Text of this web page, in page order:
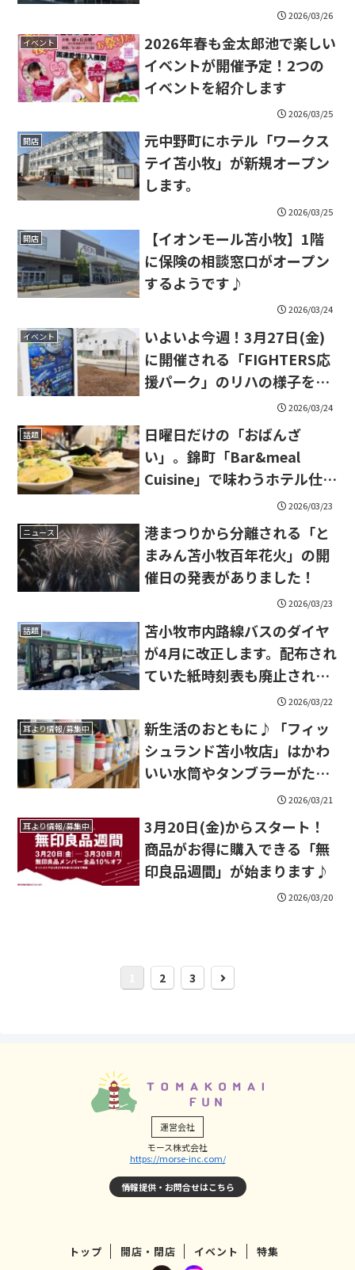
2026/03/26
イベント
2026年春も金太郎池で楽しい
イベントが開催予定！2つの
イベントを紹介します
2026/03/25
開店
元中野町にホテル「ワークス
テイ苫小牧」が新規オープン
します。
2026/03/25
開店
【イオンモール苫小牧】1階
に保険の相談窓口がオープン
するようです♪
2026/03/24
イベント
いよいよ今週！3月27日(金)
に開催される「FIGHTERS応
援パーク」のリハの様子を見
2026/03/24
話題
日曜日だけの「おばんざ
い」。錦町「Bar&meal
Cuisine」で味わうホテル仕込
2026/03/23
ニュース
港まつりから分離される「と
まみん苫小牧百年花火」の開
催日の発表がありました！
2026/03/23
話題
苫小牧市内路線バスのダイヤ
が4月に改正します。配布され
ていた紙時刻表も廃止されま
2026/03/22
耳より情報/募集中
新生活のおともに♪「フィッ
シュランド苫小牧店」はかわ
いい水筒やタンブラーがたく
2026/03/21
耳より情報/募集中
3月20日(金)からスタート！
商品がお得に購入できる「無
印良品週間」が始まります♪
2026/03/20
2 3
次
運営会社
モース株式会社
https://morse-inc.com/
情報提供・お問合せはこちら
トップ 開店・閉店 イベント 特集